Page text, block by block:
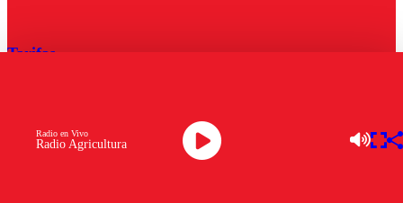
Radio Agricultura
Radio en Vivo
Tarifas